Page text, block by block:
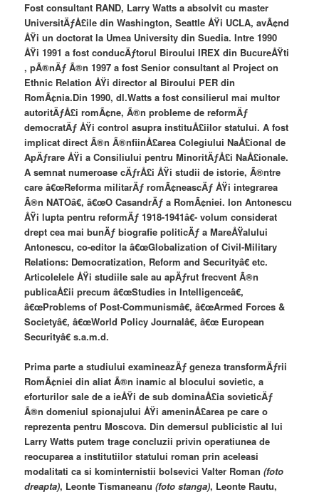
Fost consultant RAND, Larry Watts a absolvit cu master
UniversitÄƒÅ£ile din Washington, Seattle ÅŸi UCLA, avÃ¢nd
ÅŸi un doctorat la Umea University din Suedia. Intre 1990
ÅŸi 1991 a fost conducÄƒtorul Biroului IREX din BucureÅŸti
, pÃ®nÄƒ Ã®n 1997 a fost Senior consultant al Project on
Ethnic Relation ÅŸi director al Biroului PER din
RomÃ¢nia.Din 1990, dl.Watts a fost consilierul mai multor
autoritÄƒÅ£i romÃ¢ne, Ã®n probleme de reformÄƒ
democratÄƒ ÅŸi control asupra instituÅ£iilor statului. A fost
implicat direct Ã®n Ã®nfiinÅ£area Colegiului NaÅ£ional de
ApÄƒrare ÅŸi a Consiliului pentru MinoritÄƒÅ£i NaÅ£ionale.
A semnat numeroase cÄƒrÅ£i ÅŸi studii de istorie, Ã®ntre
care â€œReforma militarÄƒ romÃ¢neascÄƒ ÅŸi integrarea
Ã®n NATOâ€, â€œO CasandrÄƒ a RomÃ¢niei. Ion Antonescu
ÅŸi lupta pentru reformÄƒ 1918-1941â€- volum considerat
drept cea mai bunÄƒ biografie politicÄƒ a MareÅŸalului
Antonescu, co-editor la â€œGlobalization of Civil-Military
Relations: Democratization, Reform and Securityâ€ etc.
Articolelele ÅŸi studiile sale au apÄƒrut frecvent Ã®n
publicaÅ£ii precum â€œStudies in Intelligenceâ€,
â€œProblems of Post-Communismâ€, â€œArmed Forces &
Societyâ€, â€œWorld Policy Journalâ€, â€œ European
Securityâ€ s.a.m.d.
Prima parte a studiului examineazÄƒ geneza transformÄƒrii
RomÃ¢niei din aliat Ã®n inamic al blocului sovietic, a
eforturilor sale de a ieÅŸi de sub dominaÅ£ia sovieticÄƒ
Ã®n domeniul spionajului ÅŸi ameninÅ£area pe care o
reprezenta pentru Moscova. Din demersul publicistic al lui
Larry Watts putem trage concluzii privin operatiunea de
reocuparea a institutiilor statului roman prin aceleasi
modalitati ca si kominternistii bolsevici Valter Roman(foto
dreapta), Leonte Tismaneanu(foto stanga), Leonte Rautu,